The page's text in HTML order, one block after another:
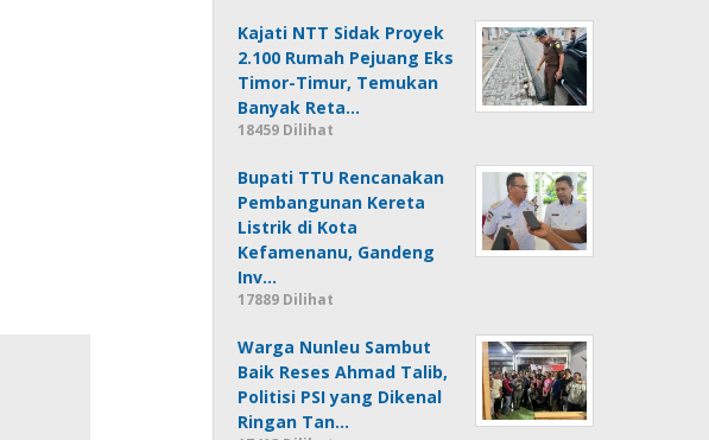
Kajati NTT Sidak Proyek
2.100 Rumah Pejuang Eks
Timor-Timur, Temukan
Banyak Reta…
18459 Dilihat
Bupati TTU Rencanakan
Pembangunan Kereta
Listrik di Kota
Kefamenanu, Gandeng
Inv…
17889 Dilihat
Warga Nunleu Sambut
Baik Reses Ahmad Talib,
Politisi PSI yang Dikenal
Ringan Tan…